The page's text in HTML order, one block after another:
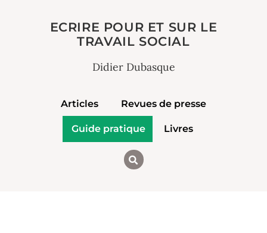
ECRIRE POUR ET SUR LE
TRAVAIL SOCIAL
Didier Dubasque
Articles Revues de presse
Guide pratique Livres